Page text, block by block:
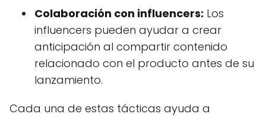
Colaboración con influencers: Los
influencers pueden ayudar a crear
anticipación al compartir contenido
relacionado con el producto antes de su
lanzamiento.
Cada una de estas tácticas ayuda a